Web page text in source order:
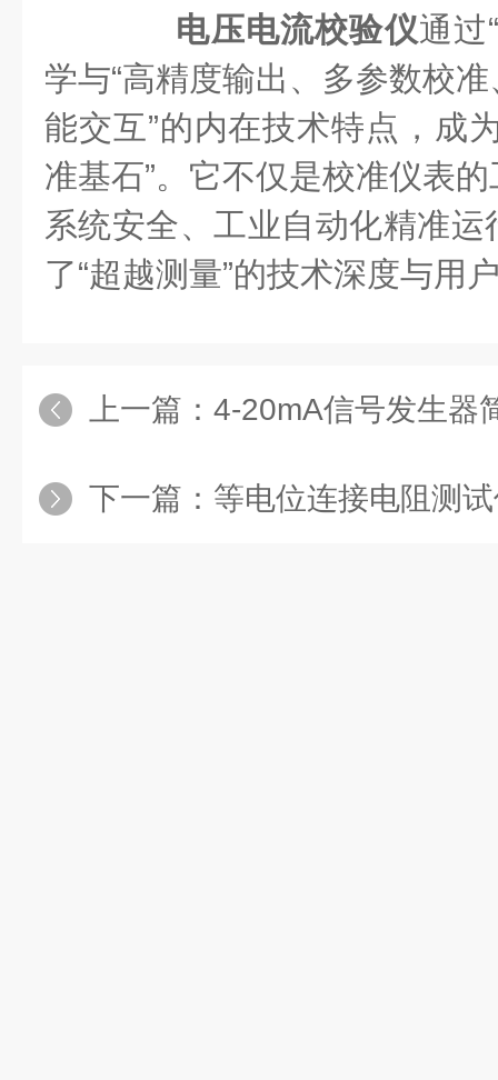
电压电流校验仪通过
学与“高精度输出、多参数校
能交互”的内在技术特点，成
准基石”。它不仅是校准仪表
系统安全、工业自动化精准
了“超越测量”的技术深度与用
上一篇： 4-20mA信号发生器简
下一篇： 等电位连接电阻测试仪不